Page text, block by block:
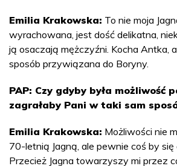
Emilia Krakowska: To nie moja
wyrachowana, jest dość delikatna,
ją osaczają mężczyźni. Kocha Antka,
sposób przywiązana do Boryny.
PAP: Czy gdyby była możliwość
zagrałaby Pani w taki sam
Emilia Krakowska: Możliwości nie
70-letnią Jagną, ale pewnie coś by się
Przecież Jagna towarzyszy mi przez